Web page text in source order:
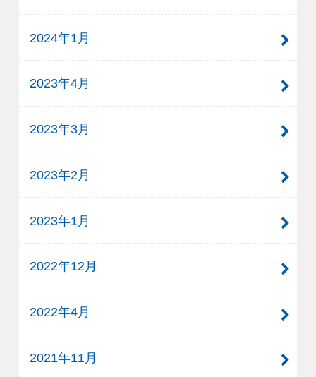
2024年1月
2023年4月
2023年3月
2023年2月
2023年1月
2022年12月
2022年4月
2021年11月